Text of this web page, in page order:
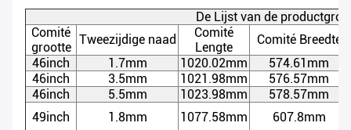
De Lijst van de
Comité
grootte
Tweezijdige naad
Comité
Lengte
Comité Breedte
46inch
1.7mm 1020.02mm 574.61mm
46inch
3.5mm 1021.98mm
576.57mm
46inch
5.5mm 1023.98mm
578.57mm
49inch
1.8mm 1077.58mm 607.8mm